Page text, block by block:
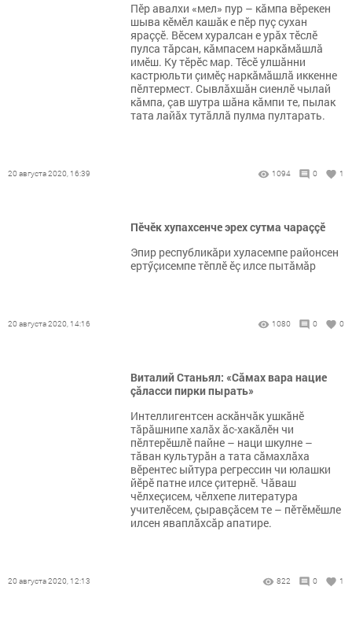
Пӗр авалхи «мел» пур – кăмпа вӗрекен
шыва кӗмӗл кашăк е пӗр пуç сухан
яраççӗ. Вӗсем хуралсан е урăх тӗслӗ
пулса тăрсан, кăмпасем наркăмăшлă
имӗш. Ку тӗрӗс мар. Тӗсӗ улшăнни
кастрюльти çимӗç наркăмăшлă иккенне
пӗлтермест. Сывлăхшăн сиенлӗ чылай
кăмпа, çав шутра шăна кăмпи те, пылак
тата лайăх тутăллă пулма пултарать.
20 августа 2020, 16:39 1094 0 1
Пӗчӗк хупахсенче эрех сутма чараççӗ
Эпир республикăри хуласемпе районсен
ертӳçисемпе тӗплӗ ӗç илсе пытăмăр
20 августа 2020, 14:16 1080 0 0
Виталий Станьял: «Сăмах вара нацие
çăласси пирки пырать»
Интеллигентсен аскăнчăк ушкăнӗ
тăрăшнипе халăх ăс-хакăлӗн чи
пӗлтерӗшлӗ пайне – наци шкулне –
тăван культурăн а тата сăмахлăха
вӗрентес ыйтура регрессин чи юлашки
йӗрӗ патне илсе çитернӗ. Чăваш
чӗлхеçисем, чӗлхепе литература
учителӗсем, çыравçăсем те – пӗтӗмӗшле
илсен яваплăхсăр апатире.
20 августа 2020, 12:13 822 0 1